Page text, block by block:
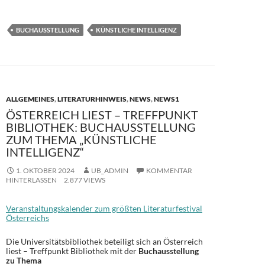
e
b
o
k
to
d
o
ail le
n
BUCHAUSSTELLUNG KÜNSTLICHE INTELLIGENZ
ALLGEMEINES,LITERATURHINWEIS,NEWS,NEWS1
ÖSTERREICH LIEST – TREFFPUNKT
BIBLIOTHEK: BUCHAUSSTELLUNG
ZUM THEMA „KÜNSTLICHE
INTELLIGENZ“
1. OKTOBER 2024 UB_ADMIN
KOMMENTAR
HINTERLASSEN
2.877 VIEWS
Veranstaltungskalender zum größten Literaturfestival
Österreichs
Die Universitätsbibliothek beteiligt sich an Österreich
liest – Treffpunkt Bibliothek mit der Buchausstellung
zu Thema